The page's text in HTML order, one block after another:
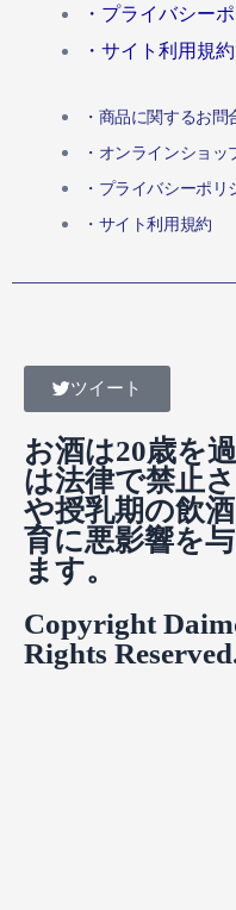
・プライバシー
・サイト利用規約
・商品に関するお問
・オンラインショッ
・プライバシーポリ
・サイト利用規約
ツイート
お酒は20歳を
は法律で禁止
や授乳期の飲
育に悪影響を
ます。
Copyright
Rights